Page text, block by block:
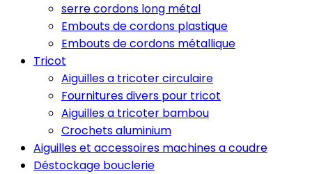
serre cordons long métal
Embouts de cordons plastique
Embouts de cordons métallique
Tricot
Aiguilles a tricoter circulaire
Fournitures divers pour tricot
Aiguilles a tricoter bambou
Crochets aluminium
Aiguilles et accessoires machines a coudre
Déstockage bouclerie